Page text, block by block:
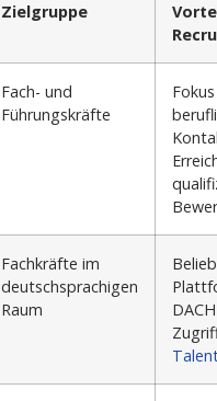
Zielgruppe
Fach- und
Führungskräfte
Fachkräfte im
deutschsprachigen
Raum